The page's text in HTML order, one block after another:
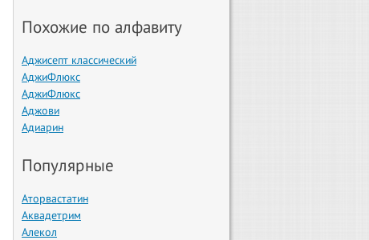
Похожие по алфавиту
Аджисепт классический
АджиФлюкс
АджиФлюкс
Аджови
Адиарин
Популярные
Аторвастатин
Аквадетрим
Алекол